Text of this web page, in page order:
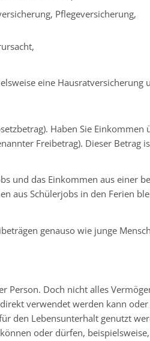
Pflegeversicherung,
eine Hausratversicherung
Haben Sie Einkommen
Freibetrag). Dieser Betrag
und das Einkommen aus einer
aus Schülerjobs in den Ferien
genauso wie junge
Person. Doch nicht alles
verwendet werden kann oder
den Lebensunterhalt genutzt
oder dürfen,